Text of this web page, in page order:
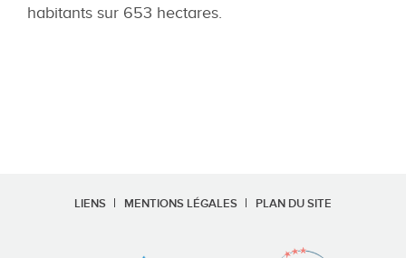
habitants sur 653 hectares.
LIENS MENTIONS LÉGALES PLAN DU SITE